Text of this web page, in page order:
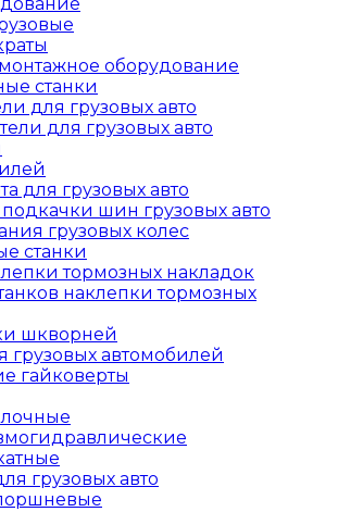
оборудование
станки
для грузовых авто
для грузовых авто
для грузовых авто
шин грузовых авто
грузовых колес
станки
тормозных накладок
наклепки тормозных
шкворней
грузовых автомобилей
гайковерты
грузовых авто